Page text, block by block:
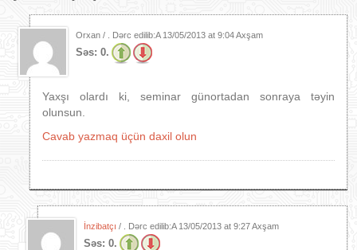
Orxan / . Dərc edilib:A 13/05/2013 at 9:04 Axşam
Səs: 0.
Yaxşı olardı ki, seminar günortadan sonraya təyin
olunsun.
Cavab yazmaq üçün daxil olun
İnzibatçı / . Dərc edilib:A 13/05/2013 at 9:27 Axşam
Səs: 0.